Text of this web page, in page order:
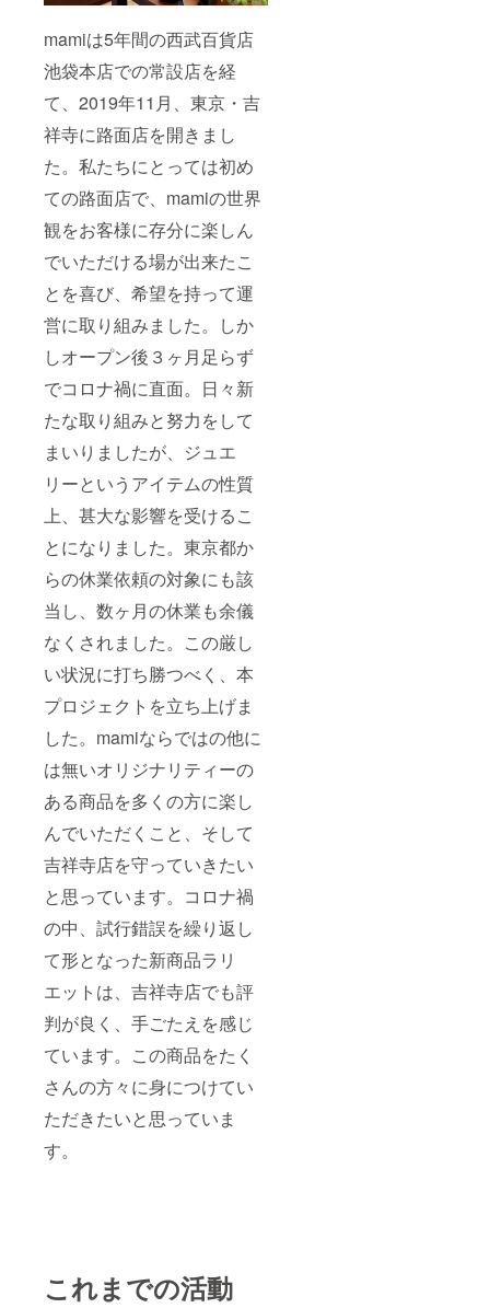
mamiは5年間の西武百貨店
池袋本店での常設店を経
て、2019年11月、東京・吉
祥寺に路面店を開きまし
た。私たちにとっては初め
ての路面店で、mamiの世界
観をお客様に存分に楽しん
でいただける場が出来たこ
とを喜び、希望を持って運
営に取り組みました。しか
しオープン後３ヶ月足らず
でコロナ禍に直面。日々新
たな取り組みと努力をして
まいりましたが、ジュエ
リーというアイテムの性質
上、甚大な影響を受けるこ
とになりました。東京都か
らの休業依頼の対象にも該
当し、数ヶ月の休業も余儀
なくされました。この厳し
い状況に打ち勝つべく、本
プロジェクトを立ち上げま
した。mamiならではの他に
は無いオリジナリティーの
ある商品を多くの方に楽し
んでいただくこと、そして
吉祥寺店を守っていきたい
と思っています。コロナ禍
の中、試行錯誤を繰り返し
て形となった新商品ラリ
エットは、吉祥寺店でも評
判が良く、手ごたえを感じ
ています。この商品をたく
さんの方々に身につけてい
ただきたいと思っていま
す。
これまでの活動